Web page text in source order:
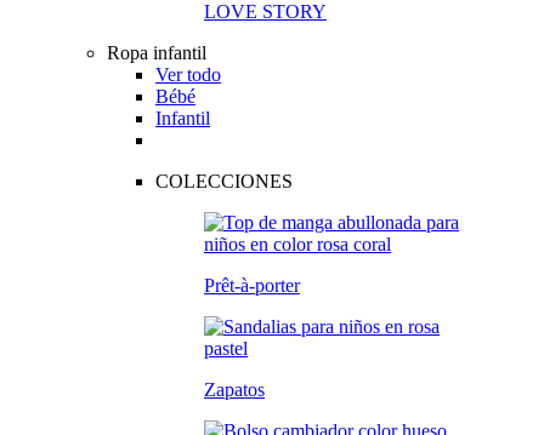
LOVE STORY
Ropa infantil
Ver todo
Bébé
Infantil
COLECCIONES
Prêt-à-porter
Zapatos